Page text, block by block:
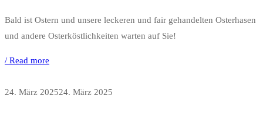
Bald ist Ostern und unsere leckeren und fair gehandelten Osterhasen
und andere Osterköstlichkeiten warten auf Sie!
/ Read more
24. März 202524. März 2025